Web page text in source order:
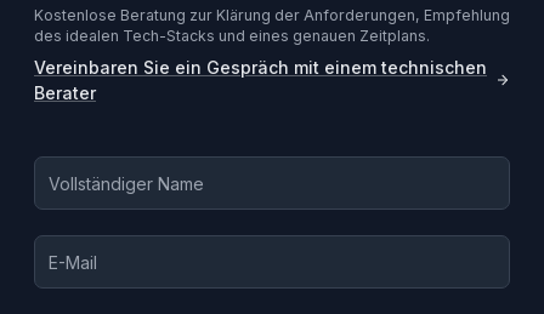
Kostenlose Beratung zur Klärung der Anforderungen, Empfehlung
des idealen Tech-Stacks und eines genauen Zeitplans.
Vereinbaren Sie ein Gespräch mit einem technischen
Berater